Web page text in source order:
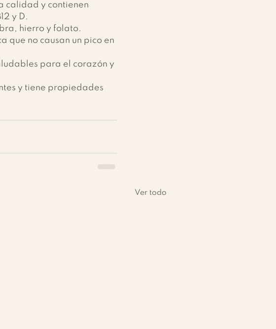
calidad y contienen
y D.
hierro y folato.
que no causan un pico en
para el corazón y
y tiene propiedades
Ver todo